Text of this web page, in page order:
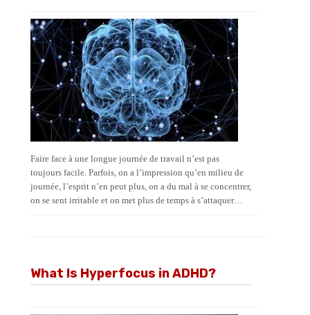
Faire face à une longue journée de travail n’est pas
toujours facile. Parfois, on a l’impression qu’en milieu de
journée, l’esprit n’en peut plus, on a du mal à se concentrer,
on se sent irritable et on met plus de temps à s’attaquer…
What Is Hyperfocus in ADHD?